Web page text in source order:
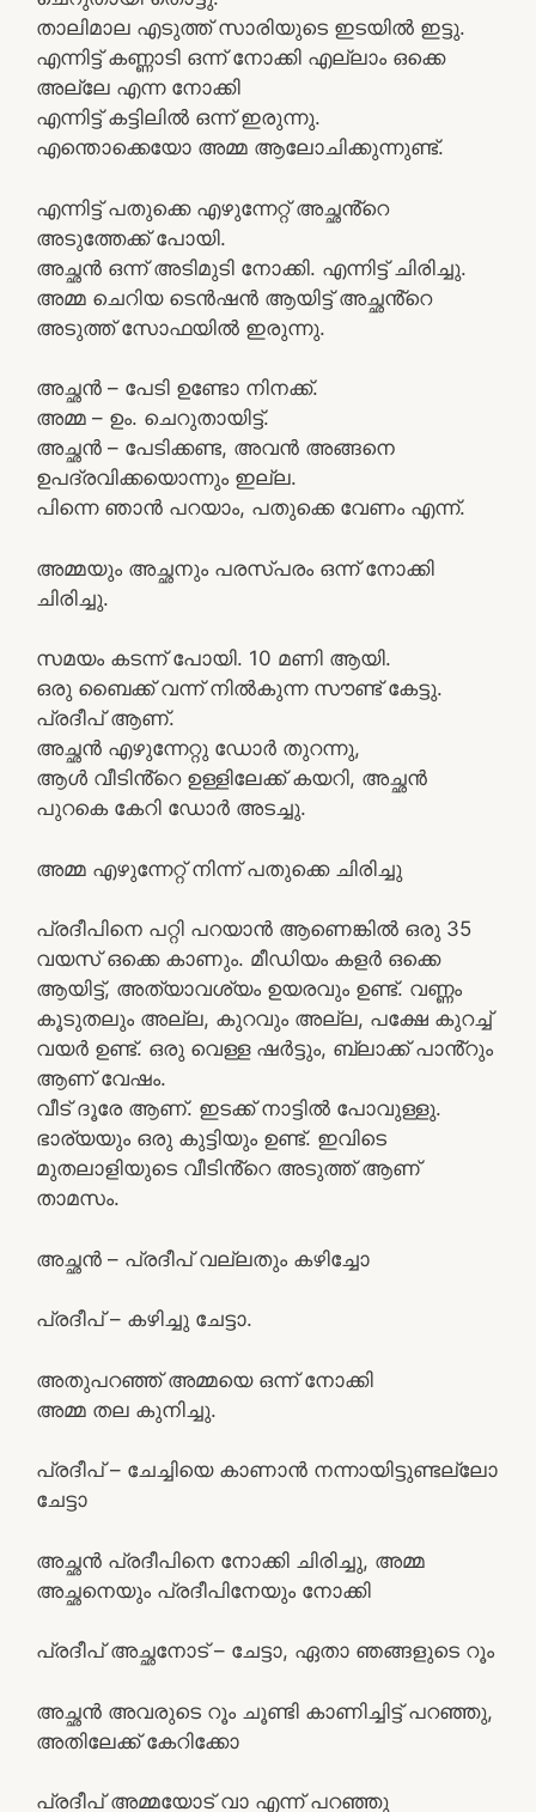
താലിമാല എടുത്ത് സാരിയുടെ ഇടയിൽ ഇട്ടു.
എന്നിട്ട് കണ്ണാടി ഒന്ന് നോക്കി എല്ലാം ഒക്കെ
അല്ലേ എന്ന നോക്കി
എന്നിട്ട് കട്ടിലിൽ ഒന്ന് ഇരുന്നു.
എന്തൊക്കെയോ അമ്മ ആലോചിക്കുന്നുണ്ട്.
എന്നിട്ട് പതുക്കെ എഴുന്നേറ്റ് അച്ഛൻ്റെ
അടുത്തേക്ക് പോയി.
അച്ഛൻ ഒന്ന് അടിമുടി നോക്കി. എന്നിട്ട് ചിരിച്ചു.
അമ്മ ചെറിയ ടെൻഷൻ ആയിട്ട് അച്ഛൻ്റെ
അടുത്ത് സോഫയിൽ ഇരുന്നു.
അച്ഛൻ – പേടി ഉണ്ടോ നിനക്ക്.
അമ്മ – ഉം. ചെറുതായിട്ട്.
അച്ഛൻ – പേടിക്കണ്ട, അവൻ അങ്ങനെ
ഉപദ്രവിക്കയൊന്നും ഇല്ല.
പിന്നെ ഞാൻ പറയാം, പതുക്കെ വേണം എന്ന്.
അമ്മയും അച്ഛനും പരസ്പരം ഒന്ന് നോക്കി
ചിരിച്ചു.
സമയം കടന്ന് പോയി. 10 മണി ആയി.
ഒരു ബൈക്ക് വന്ന് നിൽകുന്ന സൗണ്ട് കേട്ടു.
പ്രദീപ് ആണ്.
അച്ഛൻ എഴുന്നേറ്റു ഡോർ തുറന്നു,
ആൾ വീടിൻ്റെ ഉള്ളിലേക്ക് കയറി, അച്ഛൻ
പുറകെ കേറി ഡോർ അടച്ചു.
അമ്മ എഴുന്നേറ്റ് നിന്ന് പതുക്കെ ചിരിച്ചു
പ്രദീപിനെ പറ്റി പറയാൻ ആണെങ്കിൽ ഒരു 35
വയസ് ഒക്കെ കാണും. മീഡിയം കളർ ഒക്കെ
ആയിട്ട്, അത്യാവശ്യം ഉയരവും ഉണ്ട്. വണ്ണം
കൂടുതലും അല്ല, കുറവും അല്ല, പക്ഷേ കുറച്ച്
വയർ ഉണ്ട്. ഒരു വെള്ള ഷർട്ടും, ബ്ലാക്ക് പാൻ്റും
ആണ് വേഷം.
വീട് ദൂരേ ആണ്. ഇടക്ക് നാട്ടിൽ പോവുള്ളു.
ഭാര്യയും ഒരു കുട്ടിയും ഉണ്ട്. ഇവിടെ
മുതലാളിയുടെ വീടിൻ്റെ അടുത്ത് ആണ്
താമസം.
അച്ഛൻ – പ്രദീപ് വല്ലതും കഴിച്ചോ
പ്രദീപ് – കഴിച്ചു ചേട്ടാ.
അതുപറഞ്ഞ് അമ്മയെ ഒന്ന് നോക്കി
അമ്മ തല കുനിച്ചു.
പ്രദീപ് – ചേച്ചിയെ കാണാൻ നന്നായിട്ടുണ്ടല്ലോ
ചേട്ടാ
അച്ഛൻ പ്രദീപിനെ നോക്കി ചിരിച്ചു, അമ്മ
അച്ഛനെയും പ്രദീപിനേയും നോക്കി
പ്രദീപ് അച്ഛനോട് – ചേട്ടാ, ഏതാ ഞങ്ങളുടെ റൂം
അച്ഛൻ അവരുടെ റൂം ചൂണ്ടി കാണിച്ചിട്ട് പറഞ്ഞു,
അതിലേക്ക് കേറിക്കോ
പ്രദീപ് അമ്മയോട് വാ എന്ന് പറഞ്ഞു